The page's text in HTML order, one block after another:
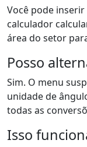
Você pode
calculador
área do setor
Posso
Sim. O menu
unidade de
todas as
Isso